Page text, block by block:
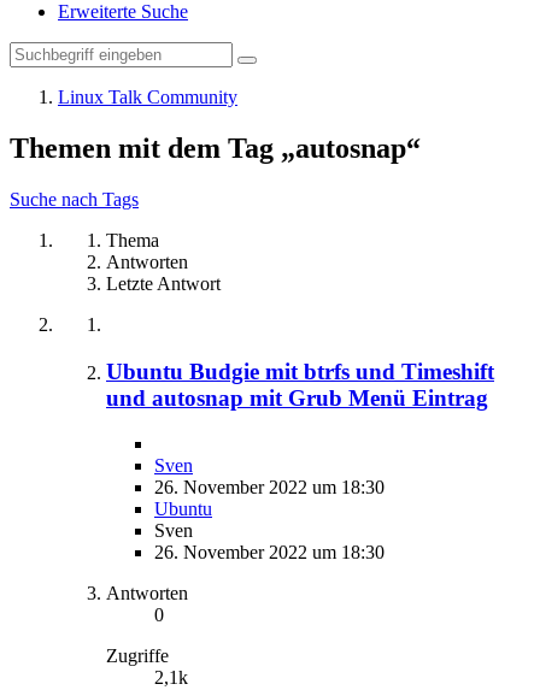
Erweiterte Suche
Linux Talk Community
Themen mit dem Tag „autosnap“
Suche nach Tags
Thema
Antworten
Letzte Antwort
Ubuntu Budgie mit btrfs und Timeshift
und autosnap mit Grub Menü Eintrag
Sven
26. November 2022 um 18:30
Ubuntu
Sven
26. November 2022 um 18:30
Antworten
0
Zugriffe
2,1k